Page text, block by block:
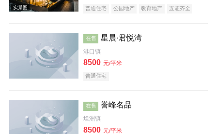
效果图 普通住宅 公园地产 教育地产
五证齐全
在售 星晨·君悦湾
港口镇
8500 元/平米
普通住宅
在售 誉峰名品
坦洲镇
8500 元/平米